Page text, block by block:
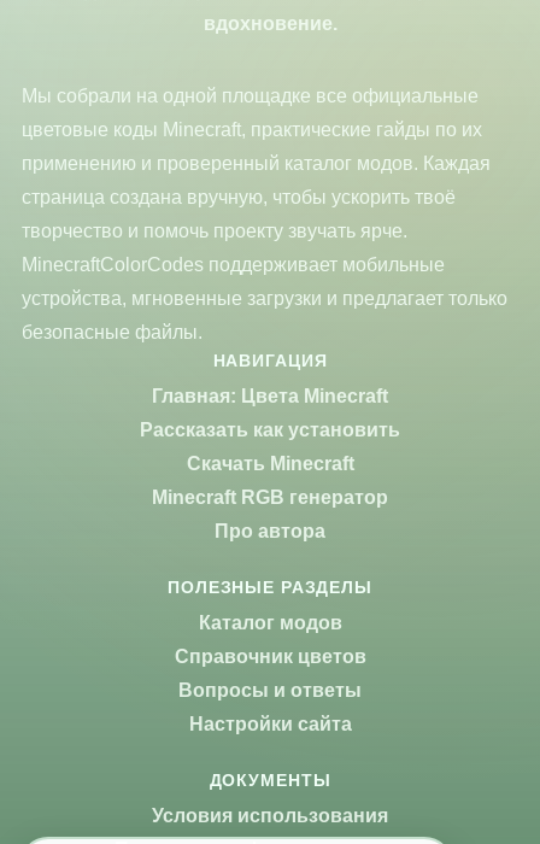
вдохновение.
Мы собрали на одной площадке все официальные
цветовые коды Minecraft, практические гайды по их
применению и проверенный каталог модов. Каждая
страница создана вручную, чтобы ускорить твоё
творчество и помочь проекту звучать ярче.
MinecraftColorCodes поддерживает мобильные
устройства, мгновенные загрузки и предлагает только
безопасные файлы.
НАВИГАЦИЯ
Главная: Цвета Minecraft
Рассказать как установить
Скачать Minecraft
Minecraft RGB генератор
Про автора
ПОЛЕЗНЫЕ РАЗДЕЛЫ
Каталог модов
Справочник цветов
Вопросы и ответы
Настройки сайта
ДОКУМЕНТЫ
Условия использования